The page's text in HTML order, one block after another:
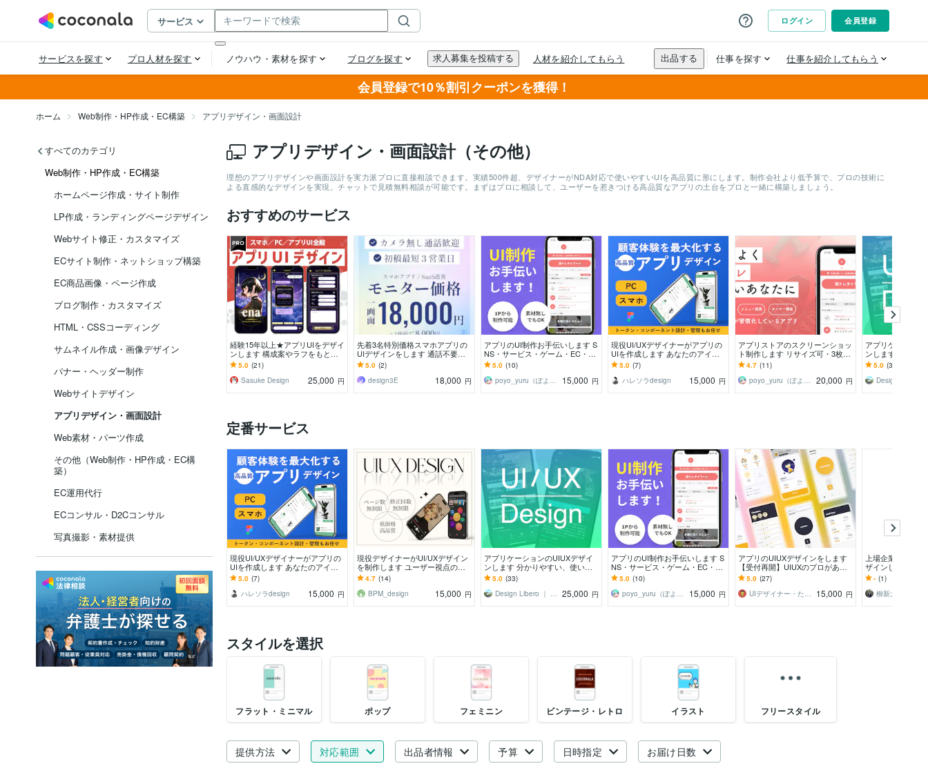
会員登録で10％割引クーポンを獲得！
ホーム Web制作・HP作成・EC構築 アプリデザイン・画面設計
すべてのカテゴリ
Web制作・HP作成・EC構築
ホームページ作成・サイト制作
LP作成・ランディングページデザイン
Webサイト修正・カスタマイズ
ECサイト制作・ネットショップ構築
EC商品画像・ページ作成
ブログ制作・カスタマイズ
HTML・CSSコーディング
サムネイル作成・画像デザイン
バナー・ヘッダー制作
Webサイトデザイン
アプリデザイン・画面設計
Web素材・パーツ作成
その他（Web制作・HP作成・EC構
築）
EC運用代行
ECコンサル・D2Cコンサル
写真撮影・素材提供
アプリデザイン・画面設計（その他）
理想のアプリデザインや画面設計を実力派プロに直接相談できます。実績500件超、デザイナーがNDA対応で使いやすいUIを高品質に形にします。制作会社より低予算で、プロの技術に
よる直感的なデザインを実現。チャットで見積無料相談が可能です。まずはプロに相談して、ユーザーを惹きつける高品質なアプリの土台をプロと一緒に構築しましょう。
おすすめのサービス
経験15年以上★アプリUIをデザイ
ンします 構成案やラフをもと
に、UI設計や改修もご相談いただ
けます
5.0 (21)
Sasuke Design
25,000 円
先着3名特別価格スマホアプリの
UIデザインをします 通話不要・Fi
gma納品・モニター価格で本格UI
デザイン
5.0 (2)
design3E
18,000 円
アプリのUI制作お手伝いします S
NS・サービス・ゲーム・EC・ニ
ュース・女性向けなど
5.0 (10)
poyo_yuru（ぽよゆる）
15,000 円
現役UI/UXデザイナーがアプリの
UIを作成します あなたのアイデ
アを形に！高品質なアプリ開発を
サポートします。
5.0 (7)
ハレソラdesign
15,000 円
アプリストアのスクリーンショッ
ト制作します リサイズ可・3枚か
ら・AppStore、GooglePlay
4.7 (11)
poyo_yuru（ぽよゆる）
20,000 円
アプリケーショ
ンします 分かり
すいデザインを
5.0 (33)
定番サービス
現役UI/UXデザイナーがアプリの
UIを作成します あなたのアイデ
アを形に！高品質なアプリ開発を
サポートします。
5.0 (7)
ハレソラdesign
15,000 円
現役デザイナーがUI/UXデザイン
を制作します ユーザー視点の高
品質UI/UXを提供します◎
4.7 (14)
BPM_design
15,000 円
アプリケーションのUIUXデザイ
ンします 分かりやすい、使いや
すいデザインを追求します！
5.0 (33)
Design Libero ｜ スギモト 25,000 円
アプリのUI制作お手伝いします S
NS・サービス・ゲーム・EC・ニ
ュース・女性向けなど
5.0 (10)
poyo_yuru（ぽよゆる）
15,000 円
アプリのUIUXデザインをします
【受付再開】UIUXのプロがあな
たのビジネスを加速させます！
5.0 (27)
UIデザイナー・たぐち
15,000 円
上場企業のデザ
ザインします 現
提供するユーザ
いアプリ作成
- (1)
柳新太郎
スタイルを選択
フラット・ミニマル ポップ フェミニン ビンテージ・レトロ イラスト フリースタイル
提供方法 対応範囲 出品者情報 予算 日時指定 お届け日数